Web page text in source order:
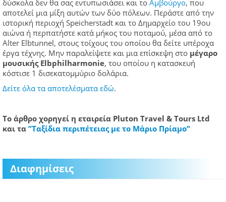
δύσκολα δεν θα σας εντυπωσιάσει και το Αμβούργο, που
αποτελεί μια μίξη αυτών των δύο πόλεων. Περάστε από την
ιστορική περιοχή Speicherstadt και το Δημαρχείο του 19ου
αιώνα ή περπατήστε κατά μήκος του ποταμού, μέσα από το
Alter Elbtunnel, στους τοίχους του οποίου θα δείτε υπέροχα
έργα τέχνης. Μην παραλείψετε και μια επίσκεψη στο μέγαρο
μουσικής Elbphilharmonie, του οποίου η κατασκευή
κόστισε 1 δισεκατομμύριο δολάρια.
Δείτε όλα τα αποτελέσματα εδώ.
To άρθρο χορηγεί η εταιρεία Pluton Travel & Tours Ltd
και τα ”Ταξίδια περιπέτειας με το Μάριο Πρίαμο”
Διαφημίσεις